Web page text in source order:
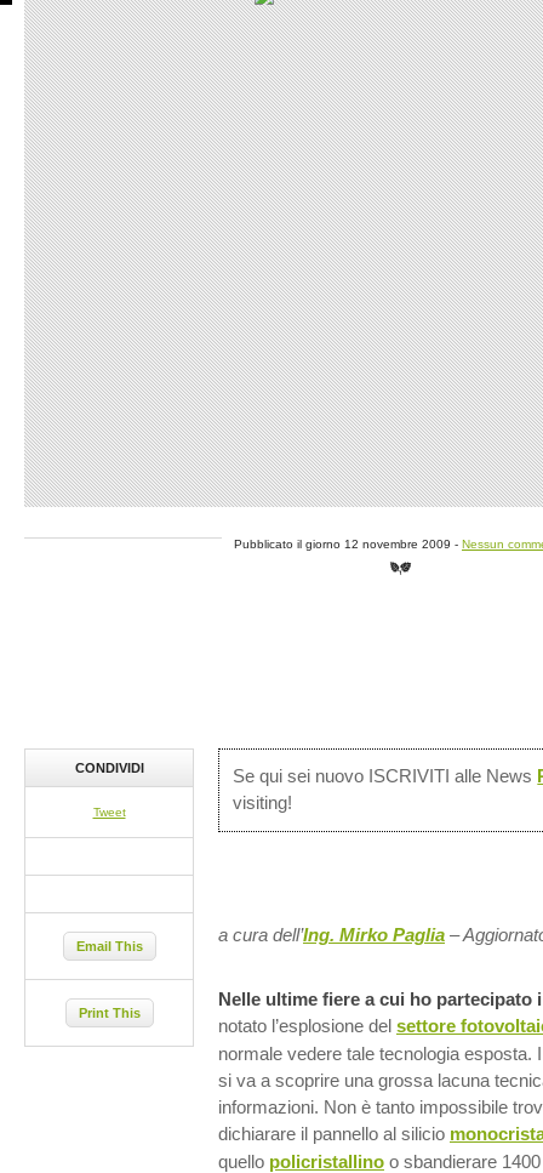
Pubblicato il giorno 12 novembre 2009 - Nessun
Se qui sei nuovo ISCRIVITI alle News
visiting!
a cura dell’Ing. Mirko Paglia –
Nelle ultime fiere a cui ho
notato l’esplosione del settore
normale vedere tale tecnologia esposta.
si va a scoprire una grossa lacuna
informazioni. Non è tanto impossibile
dichiarare il pannello al silicio
quello policristallino o sbandierare
CONDIVIDI
Tweet
Email This
Print This